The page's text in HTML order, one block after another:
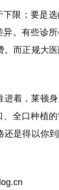
限；要是
。有些诊
而正规大
着，莱顿
全口种植
是得以你